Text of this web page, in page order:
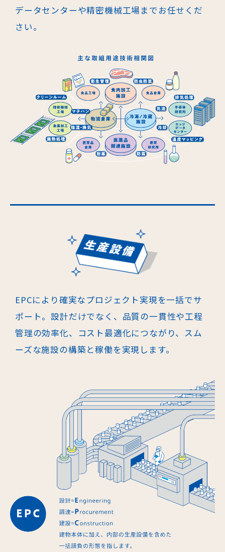
データセンターや精密機械工場までお任せくだ
さい。
EPCにより確実なプロジェクト実現を一括でサ
ポート。設計だけでなく、品質の一貫性や工程
管理の効率化、コスト最適化につながり、スム
ーズな施設の構築と稼働を実現します。